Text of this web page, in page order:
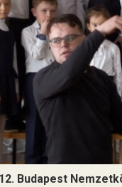
Budapest